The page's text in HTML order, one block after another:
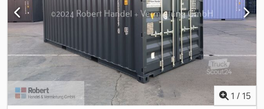
Walls made of corrugated steel sheet, 2 mm thick - Double-wing
doors with all-round rubber sealing - 4x galvanized door locking
bars - 4x ventilation openings in the side walls below the roof
frame - Forklift pockets in floor longitudinal beams, 4 mm thick -
Floor made from coated wooden panels, 28 mm thick, water-
resistant, built to ISO standard Delivery available at additional cost.
Inspections are possible by appointment at our premises in 48465
Schüttorf at any time.
1 / 15